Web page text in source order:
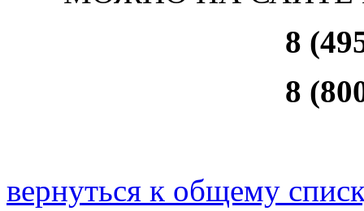
8
8
вернуться к общему